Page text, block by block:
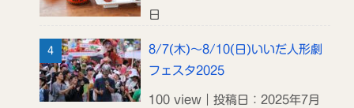
日
8/7(木)～8/10(日)いいだ人形劇
フェスタ2025
100 view｜投稿日：2025年7月